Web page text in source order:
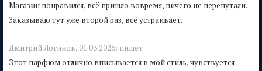
Магазин понравился, всё пришло вовремя, ничего не перепутали.
Заказываю тут уже второй раз, всё устраивает.
Дмитрий Логинов, 01.03.2026: пишет
Этот парфюм отлично вписывается в мой стиль, чувствуется